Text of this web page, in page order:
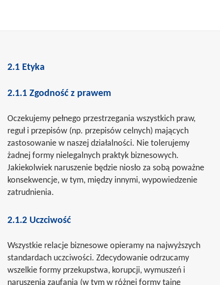
2.1 Etyka
2.1.1 Zgodność z prawem
Oczekujemy pełnego przestrzegania wszystkich praw,
reguł i przepisów (np. przepisów celnych) mających
zastosowanie w naszej działalności. Nie tolerujemy
żadnej formy nielegalnych praktyk biznesowych.
Jakiekolwiek naruszenie będzie niosło za sobą poważne
konsekwencje, w tym, między innymi, wypowiedzenie
zatrudnienia.
2.1.2 Uczciwość
Wszystkie relacje biznesowe opieramy na najwyższych
standardach uczciwości. Zdecydowanie odrzucamy
wszelkie formy przekupstwa, korupcji, wymuszeń i
naruszenia zaufania (w tym w różnej formy tajne